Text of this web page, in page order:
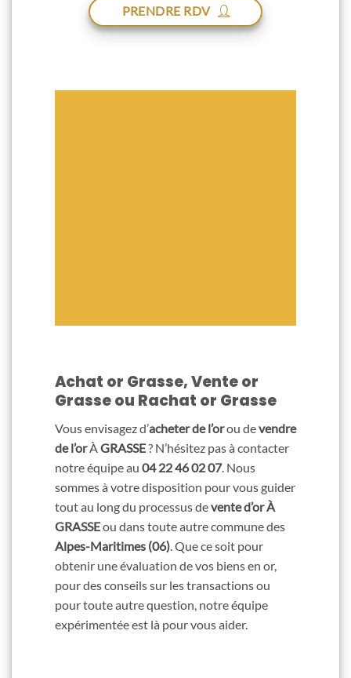
PRENDRE RDV
Achat or Grasse, Vente or
Grasse ou Rachat or Grasse
Vous envisagez d’acheter de l’orou devendre
de l’orÀ GRASSE? N’hésitez pas à contacter
notre équipe au 04 22 46 02 07. Nous
sommes à votre disposition pour vous guider
tout au long du processus devente d’or À
GRASSEou dans toute autre commune des
Alpes-Maritimes (06) . Que ce soit pour
obtenir une évaluation de vos biens en or,
pour des conseils sur les transactions ou
pour toute autre question, notre équipe
expérimentée est là pour vous aider.